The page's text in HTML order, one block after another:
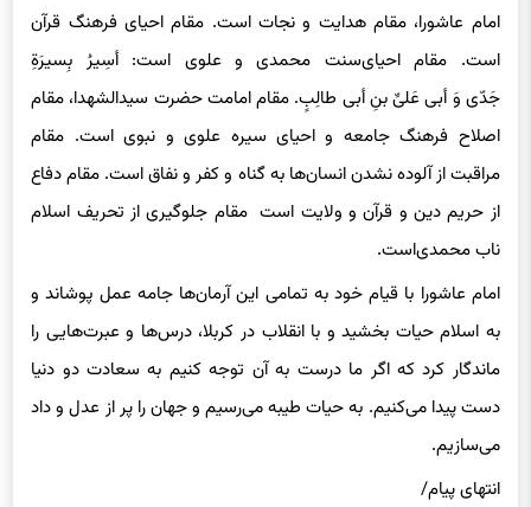
امام عاشورا، مقام هدایت و نجات است. مقام احیای ‌فرهنگ قرآن
است. مقام احیای‌سنت محمدی ‌و علوی‌ است: أسِیرُ بِسیرَةِ
جَدّی وَ أبی عَلیِّ بنِ أبی طالِبٍ. مقام امامت حضرت سیدالشهدا، مقام
اصلاح فرهنگ جامعه و احیای‌ سیره علوی ‌و نبوی‌ است. مقام
مراقبت از آلوده نشدن انسان‌ها به گناه و کفر و نفاق است. مقام دفاع
از حریم دین و قرآن و ولایت است مقام جلوگیری‌ از تحریف اسلام
ناب محمدی‌است.
امام عاشورا با قیام خود به تمامی‌ این آرمان‌ها جامه عمل پوشاند و
به اسلام حیات بخشید و با انقلاب در کربلا، درس‌‎ها و عبرت‌هایی ‌را
ماندگار کرد که اگر ما درست به آن توجه کنیم به سعادت دو دنیا
دست پیدا می‌کنیم. به حیات طیبه می‌رسیم و جهان را پر از عدل و داد
می‌سازیم.
انتهایپیام/